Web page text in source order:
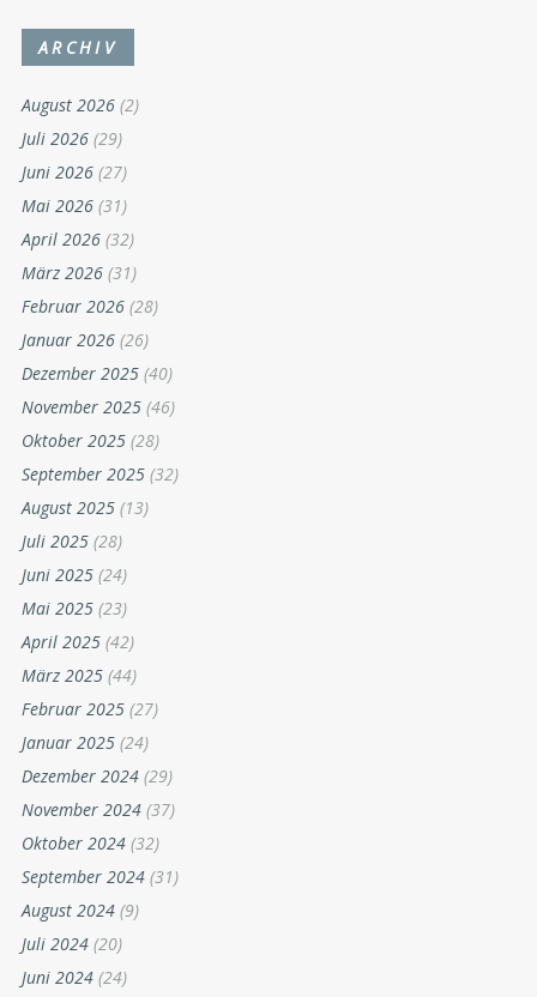
ARCHIV
August 2026 (2)
Juli 2026 (29)
Juni 2026 (27)
Mai 2026 (31)
April 2026 (32)
März 2026 (31)
Februar 2026 (28)
Januar 2026 (26)
Dezember 2025 (40)
November 2025 (46)
Oktober 2025 (28)
September 2025 (32)
August 2025 (13)
Juli 2025 (28)
Juni 2025 (24)
Mai 2025 (23)
April 2025 (42)
März 2025 (44)
Februar 2025 (27)
Januar 2025 (24)
Dezember 2024 (29)
November 2024 (37)
Oktober 2024 (32)
September 2024 (31)
August 2024 (9)
Juli 2024 (20)
Juni 2024 (24)